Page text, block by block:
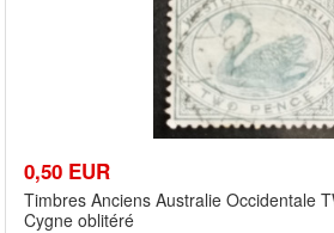
0,50 EUR
Timbres Anciens Australie Occidentale
Cygne oblitéré